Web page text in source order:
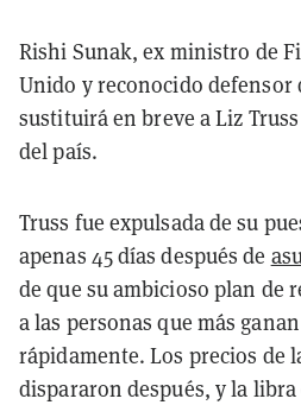
Rishi Sunak, ex ministro de
Unido y reconocido defensor
sustituirá en breve a Liz
del país.
Truss fue expulsada de su
apenas 45 días después de
de que su ambicioso plan de
a las personas que más
rápidamente. Los precios de
dispararon después, y la